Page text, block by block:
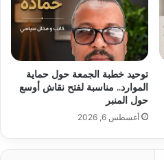
توحيد خطبة الجمعة حول حماية
الموارد.. مناسبة لفتح نقاش أوسع
حول المنبر
أغسطس 6, 2026